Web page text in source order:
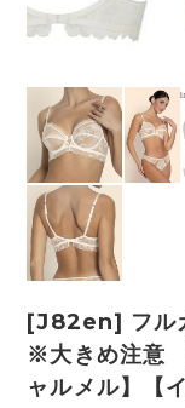
[J82en] フル
※大きめ注意
ャルメル】【